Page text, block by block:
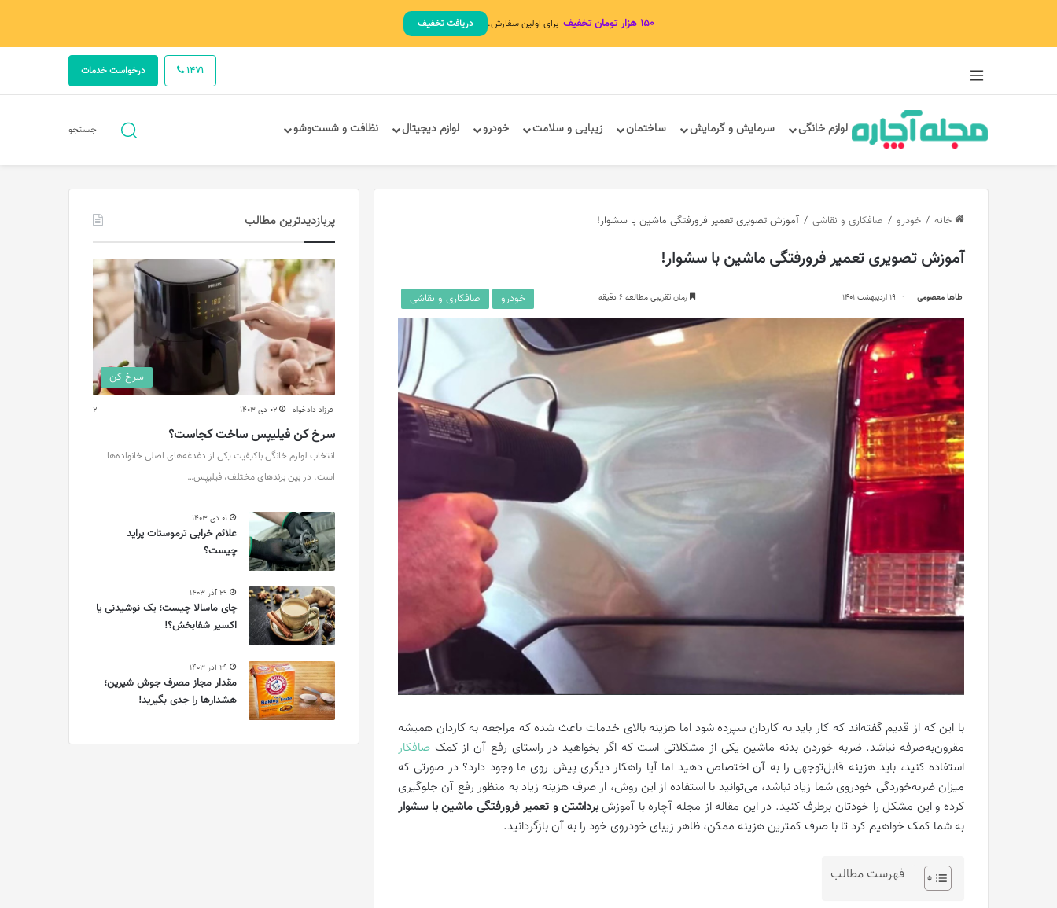
۱۵۰ هزار تومان تخفیف | برای اولین سفارش. دریافت تخفیف
درخواست خدمات 1471
لوازم خانگی سرمایش و گرمایش ساختمان زیبایی و سلامت خودرو لوازم دیجیتال نظافت و شست‌وشو جستجوجستجو
خانه / خودرو / صافکاری و نقاشی / آموزش تصویری تعمیر فرورفتگی ماشین با سشوار!
آموزش تصویری تعمیر فرورفتگی ماشین با سشوار!
طاها معصومی 19 اردیبهشت 1401 زمان تقریبی مطالعه 6 دقیقه خودرو صافکاری و نقاشی
با این که از قدیم گفته‌اند که کار باید به کاردان سپرده شود اما هزینه بالای خدمات باعث شده که مراجعه به کاردان همیشه
مقرون‌به‌صرفه نباشد. ضربه خوردن بدنه ماشین یکی از مشکلاتی است که اگر بخواهید در راستای رفع آن از کمک صافکار
استفاده کنید، باید هزینه قابل‌توجهی را به آن اختصاص دهید اما آیا راهکار دیگری پیش روی ما وجود دارد؟ در صورتی که
میزان ضربه‌خوردگی خودروی شما زیاد نباشد، می‌توانید با استفاده از این روش، از صرف هزینه زیاد به منظور رفع آن جلوگیری
کرده و این مشکل را خودتان برطرف کنید. در این مقاله از مجله آچاره با آموزشبرداشتن و تعمیر فرورفتگی ماشین با سشوار
به شما کمک خواهیم کرد تا با صرف کمترین هزینه ممکن، ظاهر زیبای خودروی خود را به آن بازگردانید.
فهرست مطالب
پربازدیدترین مطالب
سرخ کن
فرزاد دادخواه 02 دی 1403 2
سرخ کن فیلیپس ساخت کجاست؟
انتخاب لوازم خانگی باکیفیت یکی از دغدغه‌های اصلی خانواده‌ها
است. در بین برندهای مختلف، فیلیپس…
01 دی 1403
علائم خرابی ترموستات پراید
چیست؟
29 آذر 1403
چای ماسالا چیست؛ یک نوشیدنی یا
اکسیر شفابخش؟!
29 آذر 1403
مقدار مجاز مصرف جوش شیرین؛
هشدارها را جدی بگیرید!